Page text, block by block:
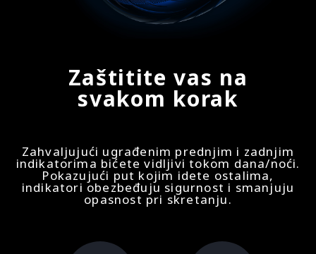
Zaštitite vas na
svakom korak
Zahvaljujući ugrađenim prednjim i zadnjim
indikatorima bićete vidljivi tokom dana/noći.
Pokazujući put kojim idete ostalima,
indikatori obezbeđuju sigurnost i smanjuju
opasnost pri skretanju.